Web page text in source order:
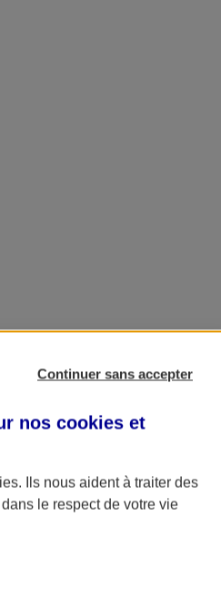
Continuer sans accepter
nos cookies et
. Ils nous aident à traiter des
le respect de votre vie